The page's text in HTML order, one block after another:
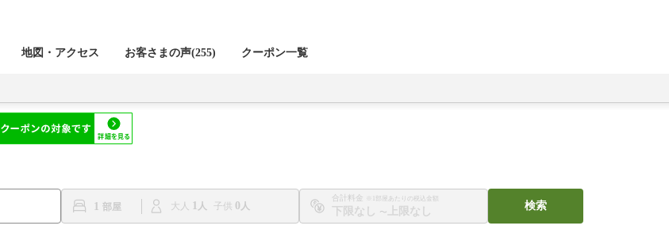
地図・アクセス お客さまの声(255) クーポン一覧
1 大人 1 子供 0
合計料金 ※1部屋あたりの税込金額
〜
検索